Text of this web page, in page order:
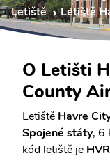
Letiště Letiště
O Letišti
County
Letiště Havre
Spojené státy, 6
kód letiště je HVR